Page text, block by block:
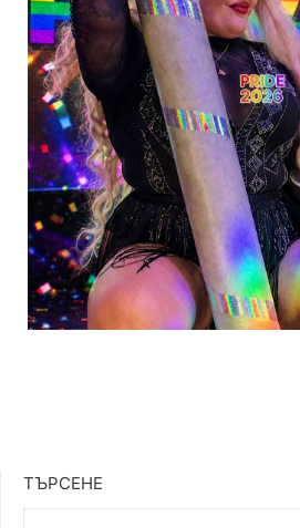
ТЪРСЕНЕ